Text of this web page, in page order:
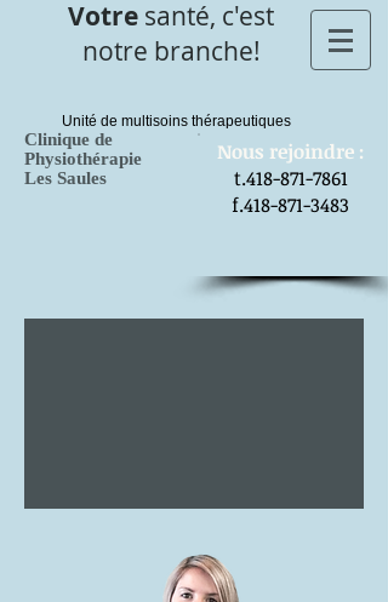
Votre santé, c'est
notre branche!
Unité de multisoins thérapeutiques
Clinique de
Physiothérapie
Les Saules
​Nous rejoindre :
t.418-871-7861
f.418-871-3483